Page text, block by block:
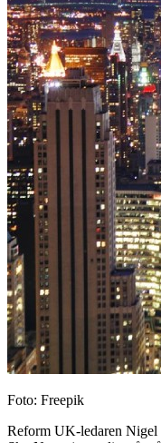
Foto: Freepik
Reform UK-ledaren Nigel